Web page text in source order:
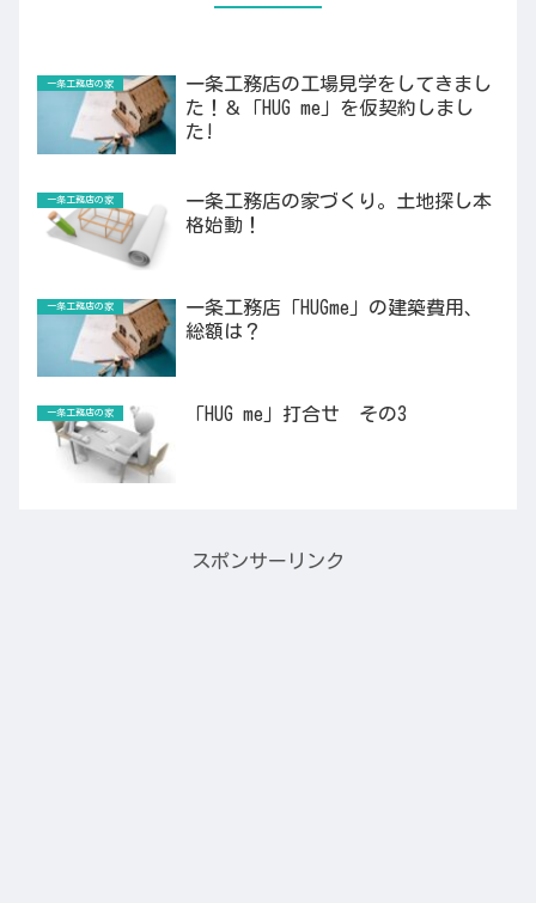
一条工務店の家
一条工務店の工場見学をしてきまし
た！＆「HUG me」を仮契約しまし
た!
一条工務店の家
一条工務店の家づくり。土地探し本
格始動！
一条工務店の家
一条工務店「HUGme」の建築費用、
総額は？
一条工務店の家 「HUG me」打合せ その3
スポンサーリンク